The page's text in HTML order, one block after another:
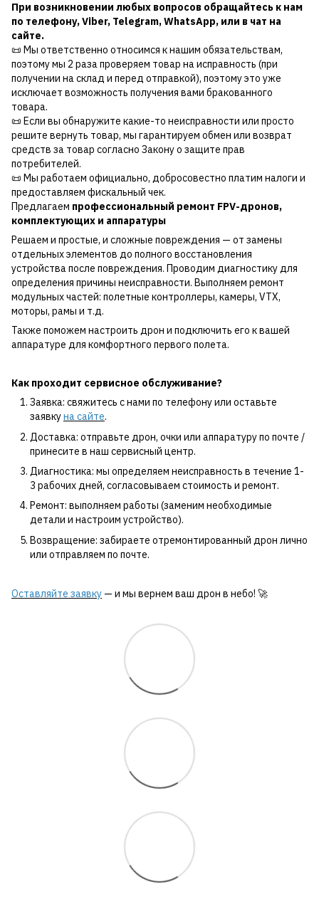
При возникновении любых вопросов обращайтесь к нам
по телефону,Viber, Telegram,WhatsApp, или в чат на
сайте.
📜 Мы ответственно относимся к нашим обязательствам,
поэтому мы 2 раза проверяем товар на исправность (при
получении на склад и перед отправкой), поэтому это уже
исключает возможность получения вами бракованного
товара.
📜 Если вы обнаружите какие-то неисправности или просто
решите вернуть товар, мы гарантируем обмен или возврат
средств за товар согласно Закону о защите прав
потребителей.
📜 Мы работаем официально, добросовестно платим налоги и
предоставляем фискальный чек.
Предлагаем профессиональный ремонт FPV-дронов,
комплектующих и аппаратуры
Решаем и простые, и сложные повреждения — от замены
отдельных элементов до полного восстановления
устройства после повреждения. Проводим диагностику для
определения причины неисправности. Выполняем ремонт
модульных частей: полетные контроллеры, камеры, VTX,
моторы, рамы и т.д.
Также поможем настроить дрон и подключить его к вашей
аппаратуре для комфортного первого полета.
Как проходит сервисное обслуживание?
Заявка: свяжитесь с нами по телефону или оставьте
заявкуна сайте.
Доставка: отправьте дрон, очки или аппаратуру по почте /
принесите в наш сервисный центр.
Диагностика: мы определяем неисправность в течение 1-
3 рабочих дней, согласовываем стоимость и ремонт.
Ремонт: выполняем работы (заменим необходимые
детали и настроим устройство).
Возвращение: забираете отремонтированный дрон лично
или отправляем по почте.
Оставляйте заявку — и мы вернем ваш дрон в небо! 🚀